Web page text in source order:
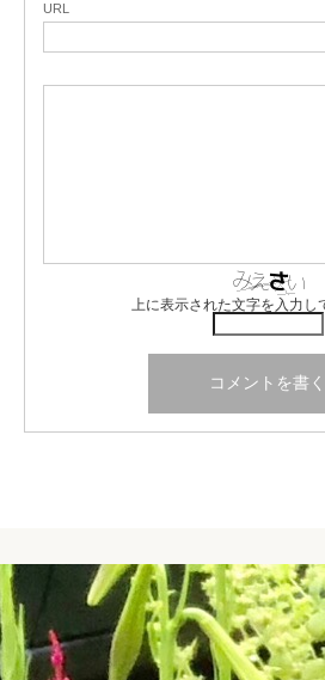
URL
上に表示された文字を入力し